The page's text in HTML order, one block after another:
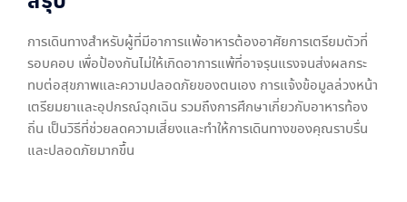
การเดินทางสำหรับผู้ที่มีอาการแพ้อาหารต้องอาศัยการเตรียมตัวที่
รอบคอบ เพื่อป้องกันไม่ให้เกิดอาการแพ้ที่อาจรุนแรงจนส่งผลกระ
ทบต่อสุขภาพและความปลอดภัยของตนเอง การแจ้งข้อมูลล่วงหน้า
เตรียมยาและอุปกรณ์ฉุกเฉิน รวมถึงการศึกษาเกี่ยวกับอาหารท้อง
ถิ่น เป็นวิธีที่ช่วยลดความเสี่ยงและทำให้การเดินทางของคุณราบรื่น
และปลอดภัยมากขึ้น